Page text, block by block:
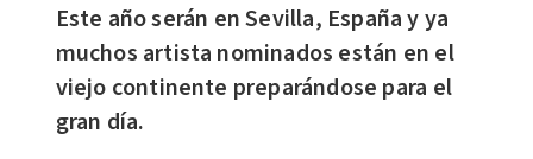
Este añoserán en Sevilla, Españay ya
muchos artista nominados están en el
viejo continente preparándose para el
gran día.